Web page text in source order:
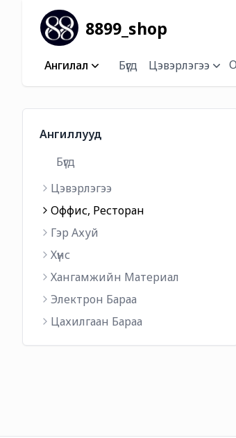
8899_shop
Ангилал Бүгд Цэвэрлэгээ
Ангиллууд
Бүгд
Цэвэрлэгээ
Оффис, Ресторан
Гэр Ахуй
Хүнс
Хангамжийн Материал
Электрон Бараа
Цахилгаан Бараа